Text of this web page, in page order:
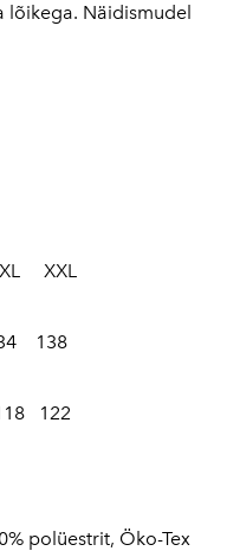
lõikega. Näidismudel
XXL
138
122
polüestrit, Öko-Tex